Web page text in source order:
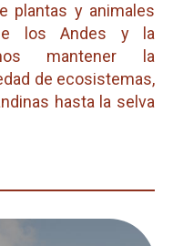
plantas y animales
los Andes y la
mantener la
de ecosistemas,
hasta la selva